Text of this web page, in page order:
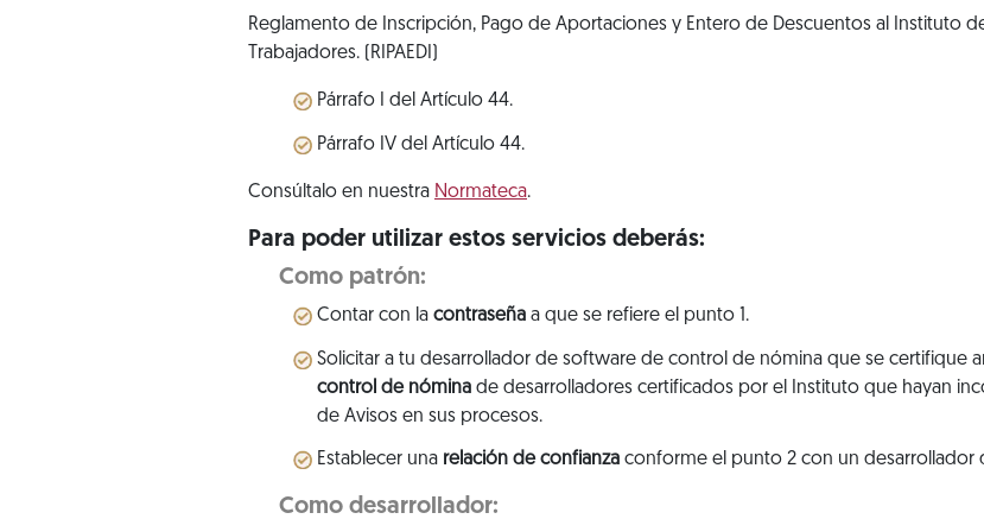
Reglamento de Inscripción, Pago de Aportaciones y Entero de Descuentos al Instituto
Trabajadores. (RIPAEDI)
Párrafo I del Artículo 44.
Párrafo IV del Artículo 44.
Consúltalo en nuestra Normateca.
Para poder utilizar estos servicios deberás:
Como patrón:
Contar con la contraseña a que se refiere el punto 1.
Solicitar a tu desarrollador de software de control de nómina que se certifique
control de nómina de desarrolladores certificados por el Instituto que hayan
de Avisos en sus procesos.
Establecer una relación de confianza conforme el punto 2 con un desarrollador
Como desarrollador: